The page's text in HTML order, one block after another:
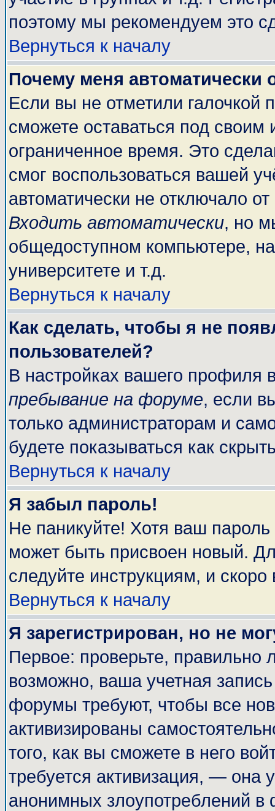
поэтому мы рекомендуем это
Вернуться к началу
Почему меня автоматически
Если вы не отметили галочкой
сможете оставаться под
ограниченное время. Это
смог воспользоваться вашей
автоматически не отключало
Входить автоматически, но
общедоступном компьютере,
университете и т.д.
Вернуться к началу
Как сделать, чтобы я не
пользователей?
В настройках вашего профиля
пребывание на форуме, если
только администраторам и
будете показываться как
Вернуться к началу
Я забыл пароль!
Не паникуйте! Хотя ваш
может быть присвоен новый.
следуйте инструкциям, и
Вернуться к началу
Я зарегистрирован, но не
Первое: проверьте, правильно
возможно, ваша учетная
форумы требуют, чтобы все
активизированы
того, как вы сможете в него
требуется активизация, — она
анонимных злоупотреблений